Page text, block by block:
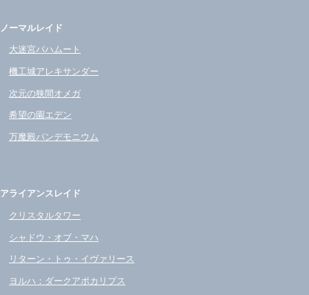
ノーマルレイド
大迷宮バハムート
機工城アレキサンダー
次元の狭間オメガ
希望の園エデン
万魔殿パンデモニウム
アライアンスレイド
クリスタルタワー
シャドウ・オブ・マハ
リターン・トゥ・イヴァリース
ヨルハ：ダークアポカリプス